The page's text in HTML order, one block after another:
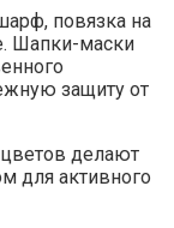
повязка на
Шапки-маски
защиту от
делают
для активного